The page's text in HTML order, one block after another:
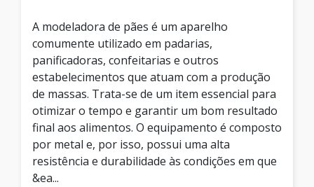
A modeladora de pães é um aparelho
comumente utilizado em padarias,
panificadoras, confeitarias e outros
estabelecimentos que atuam com a produção
de massas. Trata-se de um item essencial para
otimizar o tempo e garantir um bom resultado
final aos alimentos. O equipamento é composto
por metal e, por isso, possui uma alta
resistência e durabilidade às condições em que
&ea...